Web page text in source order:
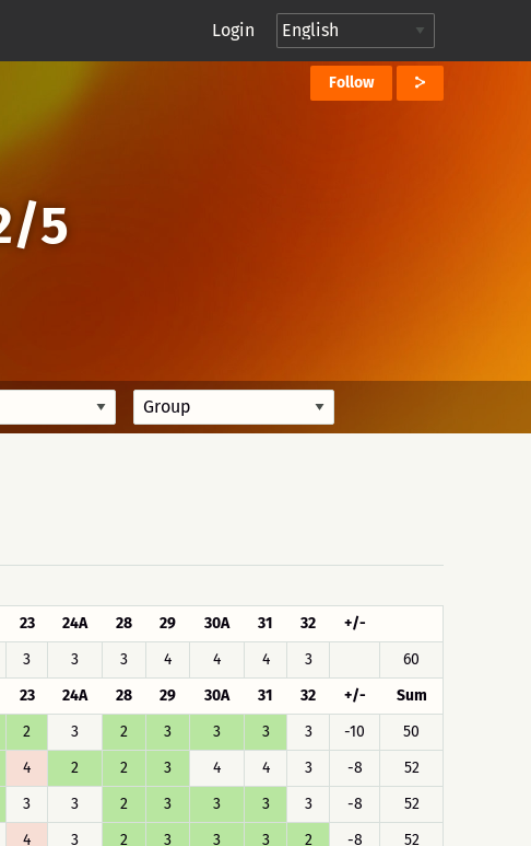
Login
Follow
5
23 24A 28 29 30A 31 32
+/-
3 3 3 4 4 4 3
60
23 24A 28 29 30A 31 32 +/-
Sum
2 3 2 3 3 3 3 -10
50
4 2 2 3 4 4 3 -8
52
3 3 2 3 3 3 3 -8
52
4 3 2 3 3 3 2 -8
52